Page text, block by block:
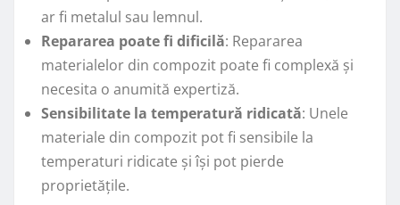
ar fi metalul sau lemnul.
Repararea poate fi dificilă: Repararea
materialelor din compozit poate fi complexă și
necesita o anumită expertiză.
Sensibilitate la temperatură ridicată: Unele
materiale din compozit pot fi sensibile la
temperaturi ridicate și își pot pierde
proprietățile.